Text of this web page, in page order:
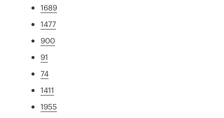
1689
1477
900
91
74
1411
1955